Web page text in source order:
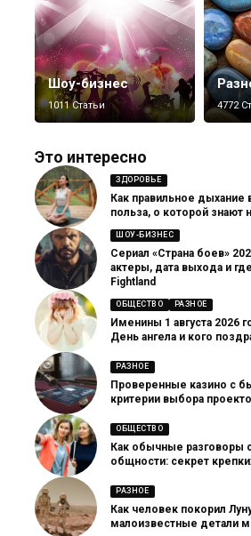
Шоу-бизнес
1011 Статьи 4772
Это интересно
ЗДОРОВЬЕ
Как правильное дыхание
польза, о которой знают
ШОУ-БИЗНЕС
Сериал «Страна боев»
актеры, дата выхода и
Fightland
ОБЩЕСТВО РАЗНОЕ
Именины 1 августа 2026
День ангела и кого
РАЗНОЕ
Проверенные казино с
критерии выбора
ОБЩЕСТВО
Как обычные разговоры
общности: секрет
РАЗНОЕ
Как человек покорил
малоизвестные детали